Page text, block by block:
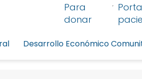
Desarrollo Económico
Para
donar